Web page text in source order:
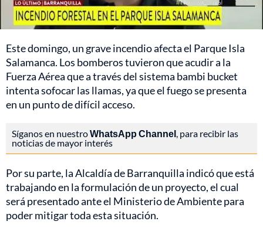
Este domingo, un grave incendio afecta el Parque Isla
Salamanca. Los bomberos tuvieron que acudir a la
Fuerza Aérea que a través del sistema bambi bucket
intenta sofocar las llamas, ya que el fuego se presenta
en un punto de difícil acceso.
Síganos en nuestroWhatsApp Channel , para recibir las
noticias de mayor interés
Por su parte, la Alcaldía de Barranquilla indicó que está
trabajando en la formulación de un proyecto, el cual
será presentado ante el Ministerio de Ambiente para
poder mitigar toda esta situación.